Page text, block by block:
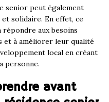
senior peut également
solidaire. En effet, ce
répondre aux besoins
et à améliorer leur qualité
local en créant
personne.
avant